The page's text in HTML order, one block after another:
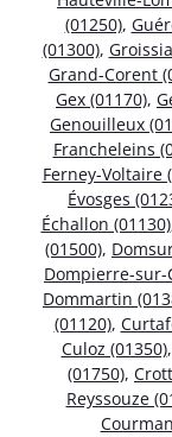
(01250),
(01300),
Grand-Corent
Gex (01170),
Genouilleux
Francheleins
Ferney-Voltaire
Évosges
Échallon (01130)
(01500),
Dompierre-sur-
Dommartin
(01120),
Culoz (01350),
(01750),
Reyssouze